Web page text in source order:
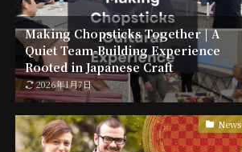
Making Chopsticks Together | A
Quiet Team-Building Experience
Rooted in Japanese Craft
2026年1月7日
News